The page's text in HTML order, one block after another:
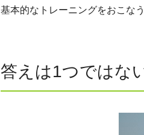
基本的なトレーニングをおこな
答えは1つではな